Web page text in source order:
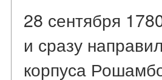
28 сентября
и сразу
корпуса